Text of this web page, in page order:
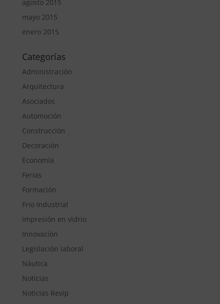
agosto 2015
mayo 2015
enero 2015
Categorías
Administración
Arquitectura
Asociados
Automoción
Construcción
Decoración
Economía
Ferias
Formación
Frío Industrial
Impresión en vidrio
Innovación
Legislación laboral
Náutica
Noticias
Noticias Revip